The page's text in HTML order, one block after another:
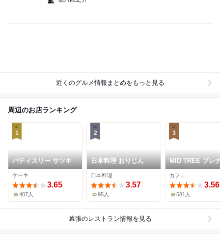
近くのグルメ情報まとめをもっと見る
周辺のお店ランキング
1
パティスリー サツキ
ケーキ
3.65
407人
2
日本料理 おりじん
日本料理
3.57
95人
3
MID TREE プレ
張店
カフェ
3.56
581人
幕張のレストラン情報を見る